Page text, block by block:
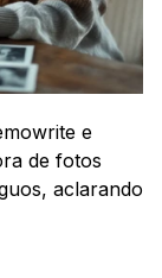
e
de fotos
aclarando